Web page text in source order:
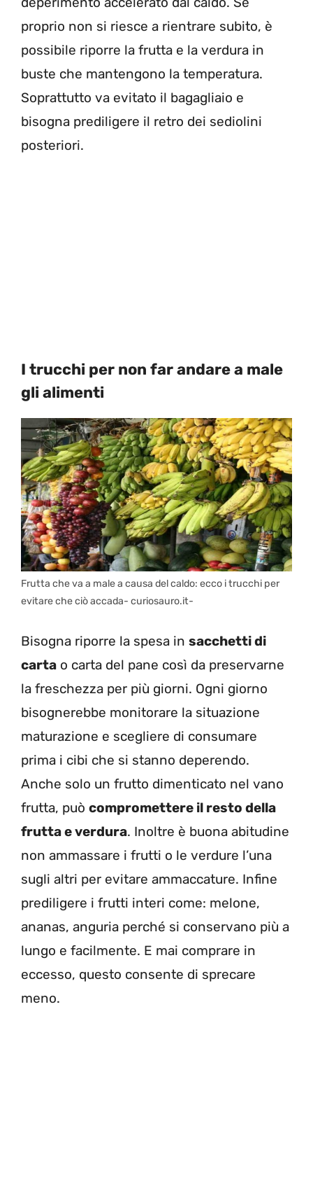
proprio non si riesce a rientrare subito, è
possibile riporre la frutta e la verdura in
buste che mantengono la temperatura.
Soprattutto va evitato il bagagliaio e
bisogna prediligere il retro dei sediolini
posteriori.
I trucchi per non far andare a male
gli alimenti
Frutta che va a male a causa del caldo: ecco i trucchi per
evitare che ciò accada- curiosauro.it-
Bisogna riporre la spesa in sacchetti di
carta o carta del pane così da preservarne
la freschezza per più giorni. Ogni giorno
bisognerebbe monitorare la situazione
maturazione e scegliere di consumare
prima i cibi che si stanno deperendo.
Anche solo un frutto dimenticato nel vano
frutta, può compromettere il resto della
frutta e verdura. Inoltre è buona abitudine
non ammassare i frutti o le verdure l’una
sugli altri per evitare ammaccature. Infine
prediligere i frutti interi come: melone,
ananas, anguria perché si conservano più a
lungo e facilmente. E mai comprare in
eccesso, questo consente di sprecare
meno.